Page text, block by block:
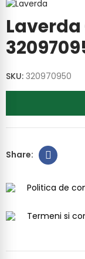
SKU: 320970950
Politica de
Termeni si